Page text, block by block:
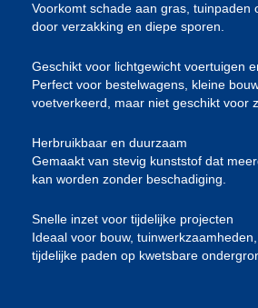
Voorkomt schade aan gras, tuinpaden
door verzakking en diepe sporen.
Geschikt voor lichtgewicht voertuigen
Perfect voor bestelwagens, kleine
voetverkeerd, maar niet geschikt voor
Herbruikbaar en duurzaam
Gemaakt van stevig kunststof dat
kan worden zonder beschadiging.
Snelle inzet voor tijdelijke projecten
Ideaal voor bouw,
tijdelijke paden op kwetsbare